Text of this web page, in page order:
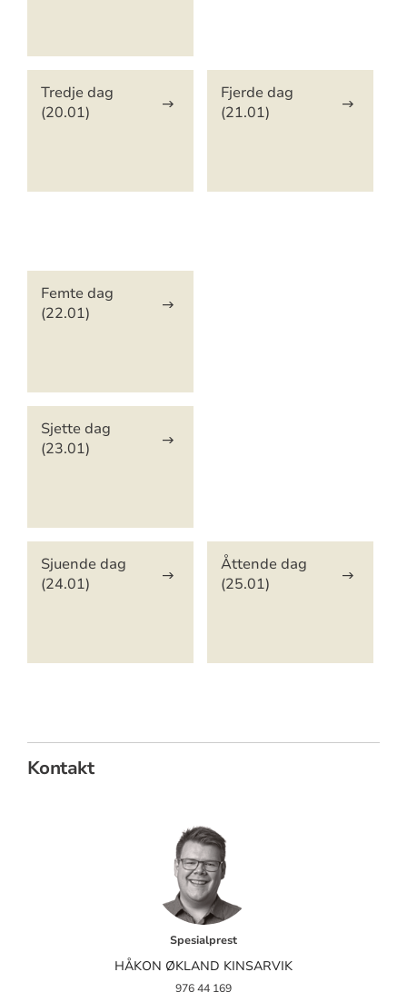
Tredje dag
(20.01)
Fjerde dag
(21.01)
Artikkelsnarveger
Femte dag
(22.01)
Sjette dag
(23.01)
Sjuende dag
(24.01)
Åttende dag
(25.01)
Kontakt
Spesialprest
HÅKON ØKLAND KINSARVIK
976 44 169